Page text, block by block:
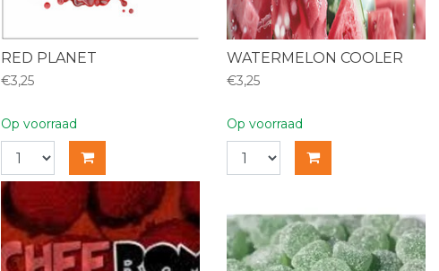
RED PLANET
€3,25
Op voorraad
WATERMELON COOLER
€3,25
Op voorraad